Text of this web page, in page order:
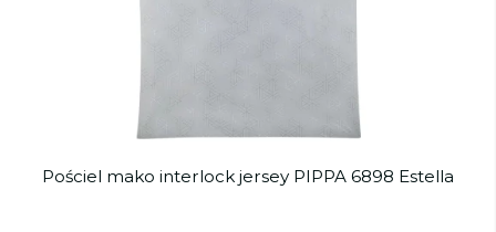
Pościel mako interlock jersey PIPPA 6898 Estella